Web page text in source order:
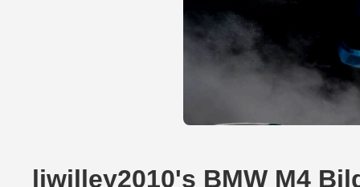
ljwilley2010's BMW M4